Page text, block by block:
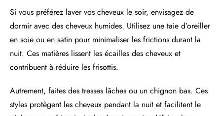
Si vous préférez laver vos cheveux le soir, envisagez de
dormir avec des cheveux humides. Utilisez une taie d’oreiller
en soie ou en satin pour minimaliser les frictions durant la
nuit. Ces matières lissent les écailles des cheveux et
contribuent à réduire les frisottis.
Autrement, faites des tresses lâches ou un chignon bas. Ces
styles protègent les cheveux pendant la nuit et facilitent le